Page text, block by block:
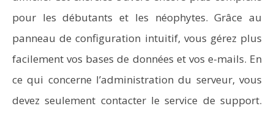
pour les débutants et les néophytes. Grâce au
panneau de configuration intuitif, vous gérez plus
facilement vos bases de données et vos e-mails. En
ce qui concerne l’administration du serveur, vous
devez seulement contacter le service de support.